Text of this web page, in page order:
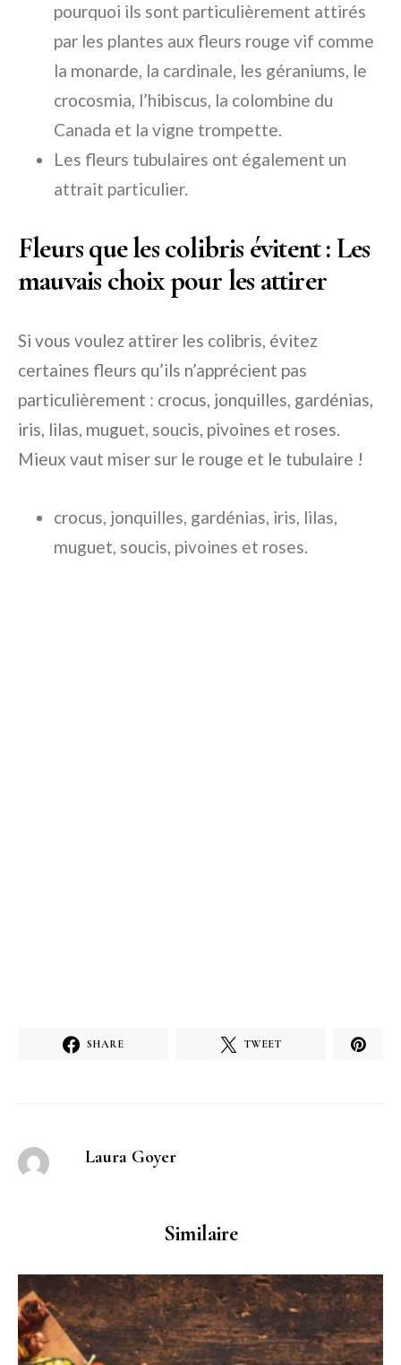
pourquoi ils sont particulièrement attirés
par les plantes aux fleurs rouge vif comme
la monarde, la cardinale, les géraniums, le
crocosmia, l’hibiscus, la colombine du
Canada et la vigne trompette.
Les fleurs tubulaires ont également un
attrait particulier.
Fleurs que les colibris évitent : Les
mauvais choix pour les attirer
Si vous voulez attirer les colibris, évitez
certaines fleurs qu’ils n’apprécient pas
particulièrement : crocus, jonquilles, gardénias,
iris, lilas, muguet, soucis, pivoines et roses.
Mieux vaut miser sur le rouge et le tubulaire !
crocus, jonquilles, gardénias, iris, lilas,
muguet, soucis, pivoines et roses.
SHARE TWEET
Laura Goyer
Similaire